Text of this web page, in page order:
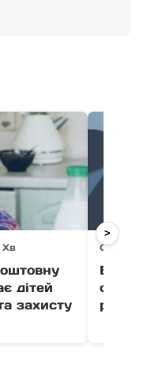
Хв
дітей
захисту
07
>